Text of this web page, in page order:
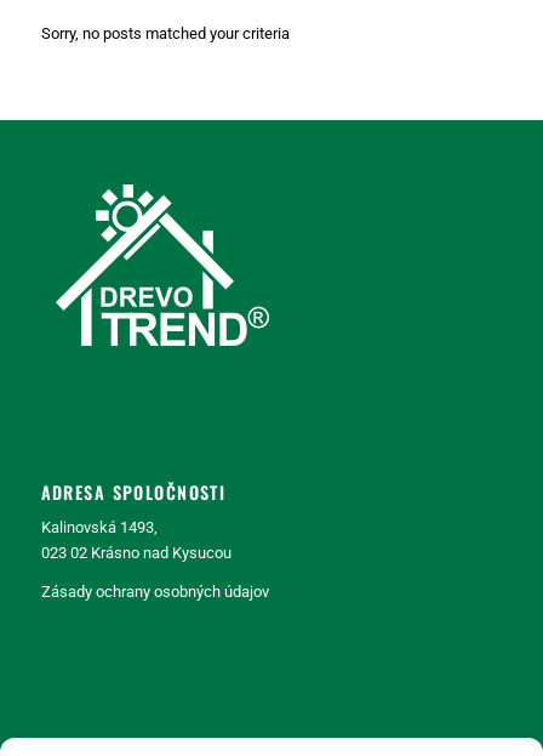
Sorry, no posts matched your criteria
ADRESA SPOLOČNOSTI
Kalinovská 1493,
023 02 Krásno nad Kysucou
Zásady ochrany osobných údajov